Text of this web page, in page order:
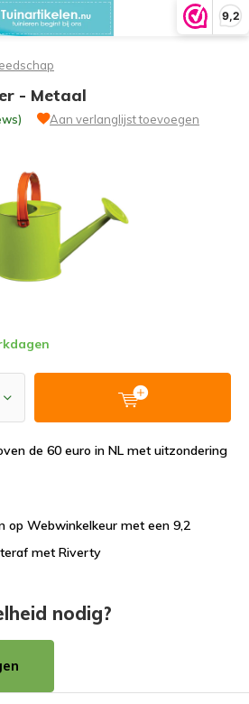
9,2
- Metaal
Aan verlanglijst toevoegen
de 60 euro in NL met uitzondering
op Webwinkelkeur met een 9,2
met Riverty
nodig?